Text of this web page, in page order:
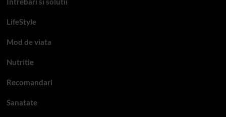
LifeStyle
Mod de viata
Nutritie
Recomandari
Sanatate